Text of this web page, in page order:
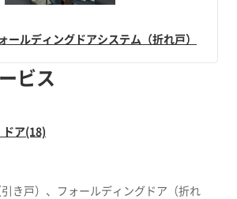
ールディングドアシステム（折れ戸）
ビス
ドア(18)
き戸）、フォールディングドア（折れ